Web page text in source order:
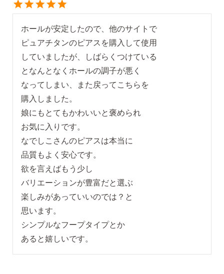
・代金引換
営業時間
平日 9:00〜17:00
AM10:00までの
即日発送
返品について
金属アレルギーが出た
ホールが安定したので、他のサイトで
ピュアチタンのピアスを購入して使用
していましたが、しばらくつけている
となんとなくホールの調子が悪く
なってしまい、また戻ってこちらを
購入しました。
娘にもとてもかわいいと褒められ
お気に入りです。
なでしこさんのピアスは本当に
品質もよく安心です。
欲を言えばもう少し
バリエーションが豊富だと選ぶ
楽しみがあっていいのでは？と
思います。
シンプルなフープタイプとか
あると嬉しいです。